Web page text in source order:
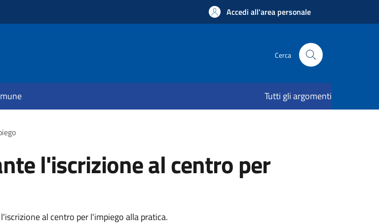
Accedi all'area personale
Cerca
Tutti gli argomenti
l'iscrizione al centro per
al centro per l'impiego alla pratica.